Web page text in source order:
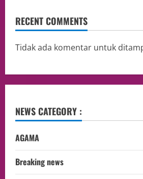
RECENT COMMENTS
Tidak ada komentar untuk
NEWS CATEGORY :
AGAMA
Breaking news